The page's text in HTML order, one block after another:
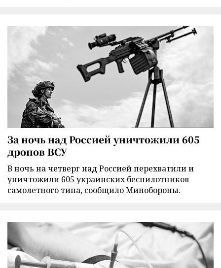
За ночь над Россией уничтожили 605
дронов ВСУ
В ночь на четверг над Россией перехватили и
уничтожили 605 украинских беспилотников
самолетного типа, сообщило Минобороны.